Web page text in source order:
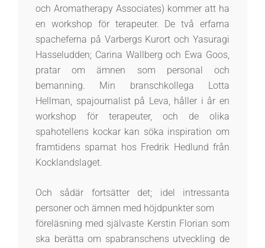
och Aromatherapy Associates) kommer att ha
en workshop för terapeuter. De två erfarna
spacheferna på Varbergs Kurort och Yasuragi
Hasseludden; Carina Wallberg och Ewa Goos,
pratar om ämnen som personal och
bemanning. Min branschkollega Lotta
Hellman, spajournalist på Leva, håller i år en
workshop för terapeuter, och de olika
spahotellens kockar kan söka inspiration om
framtidens spamat hos Fredrik Hedlund från
Kocklandslaget.
Och sådär fortsätter det; idel intressanta
personer och ämnen med höjdpunkter som
föreläsning med självaste Kerstin Florian som
ska berätta om spabranschens utveckling de